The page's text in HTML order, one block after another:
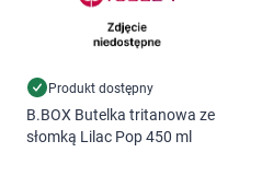
Kobieta w ciąży i mama
Dziecko
Produkt dostępny
B.BOX Butelka tritanowa ze
słomką Lilac Pop 450 ml